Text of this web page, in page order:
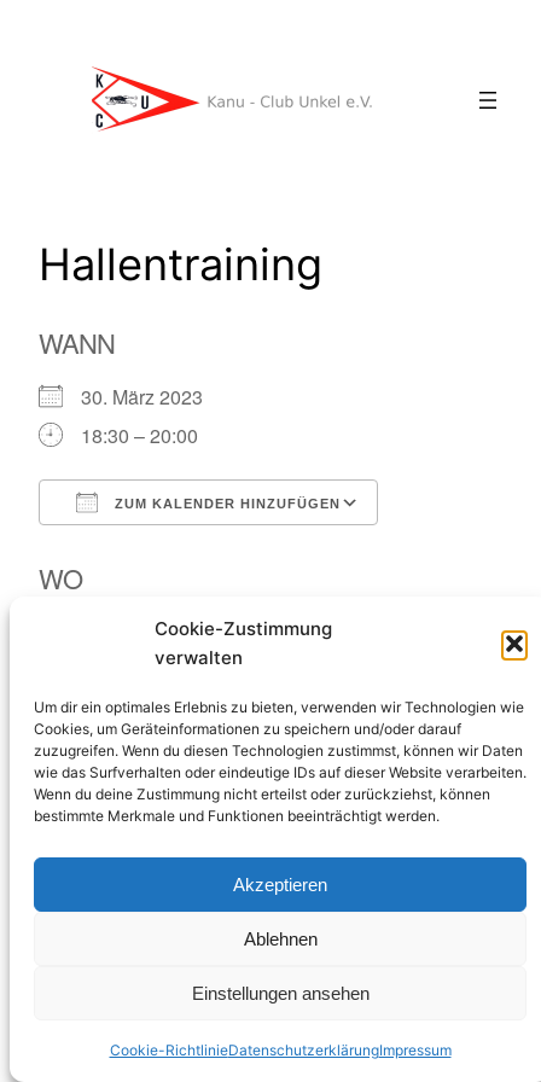
Cookie-Zustimmung
verwalten
Um dir ein optimales Erlebnis zu bieten, verwenden wir Technologien wie
Cookies, um Geräteinformationen zu speichern und/oder darauf
zuzugreifen. Wenn du diesen Technologien zustimmst, können wir Daten
wie das Surfverhalten oder eindeutige IDs auf dieser Website verarbeiten.
Wenn du deine Zustimmung nicht erteilst oder zurückziehst, können
bestimmte Merkmale und Funktionen beeinträchtigt werden.
Akzeptieren
Ablehnen
Einstellungen ansehen
Cookie-RichtlinieDatenschutzerklärungImpressum
Hallentraining
WANN
30. März 2023
18:30 – 20:00
ZUM KALENDER HINZUFÜGEN
WO
Sporthalle Am Sonnenberg
Schulstraße 6, Unkel, 53572
VERANSTALTUNGSTYP
Training
Kanu – Club Unkel e.V.